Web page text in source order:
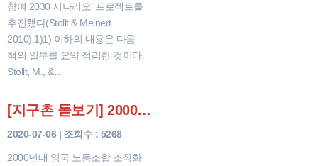
참여 2030 시나리오’ 프로젝트를
추진했다(Stollt & Meinert
2010).1)1) 이하의 내용은 다음
책의 일부를 요약 정리한 것이다.
Stollt, M., &…
[지구촌 돋보기] 2000년대 영국 노동조합 조직화 캠페인의 내용과 특징
2020-07-06 | 조회수 : 5268
2000년대 영국 노동조합 조직화